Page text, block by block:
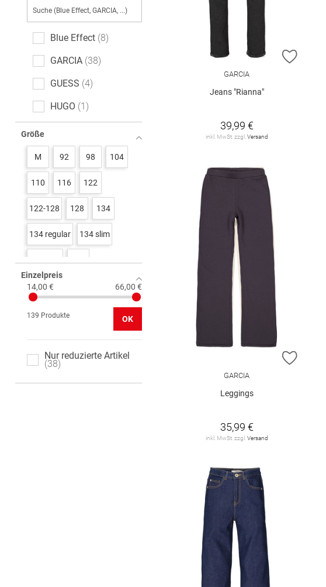
Logoprint 1
Motivprint 1
Blue Effect 8
GARCIA 38
GUESS 4
HUGO 1
STACCATO
TOM TAILOR
Tommy Hilfiger
VERO MODA Girl
name it 12
s. Oliver 16
Größe
M 92 98 104
110 116 122
122-128 128 134
134 regular 134 slim
140 regular
146 146 regluar
146/152
Einzelpreis
14,00 €
66,00 €
139 Produkte OK
Nur reduzierte Artikel
38
ZUR
GARCIA
Jeans "Rianna"
39,99 €
inkl. MwSt. zzgl. Versand
ZUR
GARCIA
Leggings
35,99 €
inkl. MwSt. zzgl. Versand